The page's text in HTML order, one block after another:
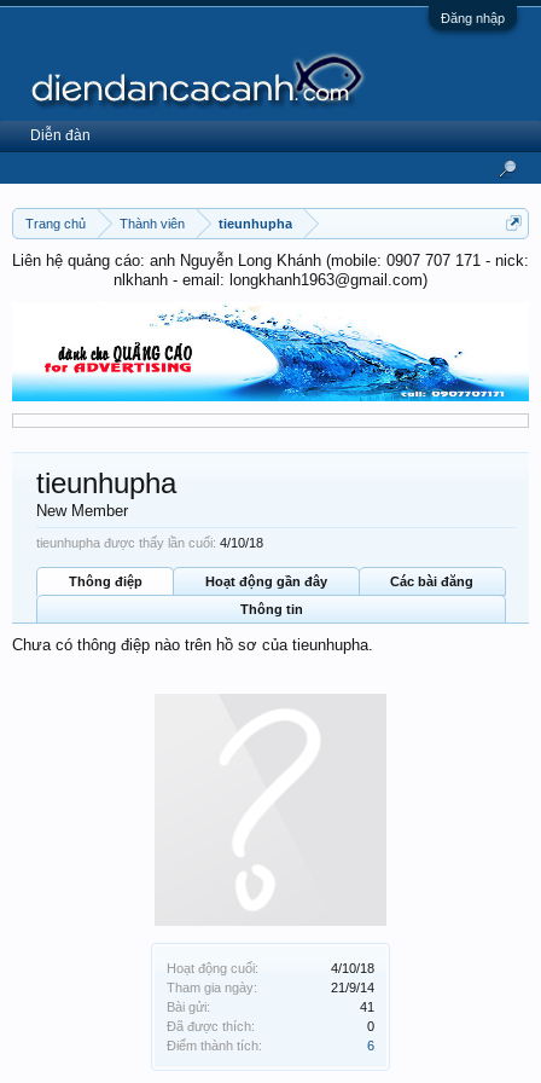
Đăng nhập
Trang chủ Thành viên tieunhupha
Liên hệ quảng cáo: anh Nguyễn Long Khánh (mobile: 0907 707 171 - nick:
nlkhanh - email: longkhanh1963@gmail.com)
Hoạt động cuối:
4/10/18
Tham gia ngày:
21/9/14
Bài gửi:
41
Đã được thích:
0
Điểm thành tích:
6
tieunhupha
New Member
tieunhupha được thấy lần cuối: 4/10/18
Thông điệp Hoạt động gần đây
Các bài đăng
Thông tin
Chưa có thông điệp nào trên hồ sơ của tieunhupha.
Diễn đàn